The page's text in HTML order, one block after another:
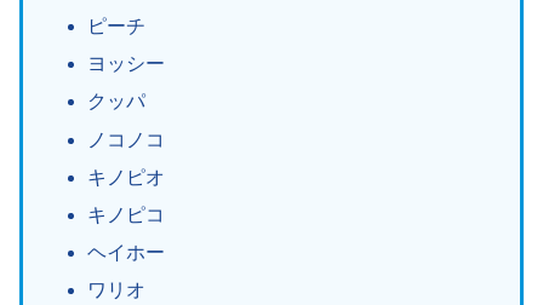
ピーチ
ヨッシー
クッパ
ノコノコ
キノピオ
キノピコ
ヘイホー
ワリオ